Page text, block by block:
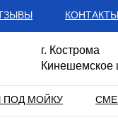
ПОД МОЙКУ
КОНТАКТЫ
г. Кострома
Кинешемское